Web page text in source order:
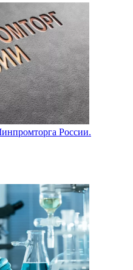
России.